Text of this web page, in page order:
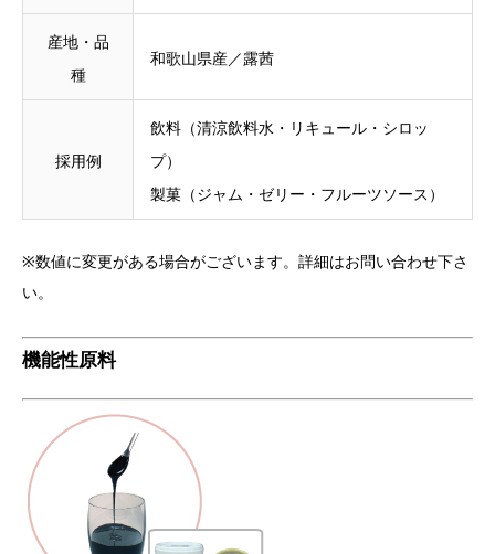
産地・品
種
和歌山県産／露茜
採用例
飲料（清涼飲料水・リキュール・シロッ
プ）
製菓（ジャム・ゼリー・フルーツソース）
※数値に変更がある場合がございます。詳細はお問い合わせ下さ
い。
機能性原料